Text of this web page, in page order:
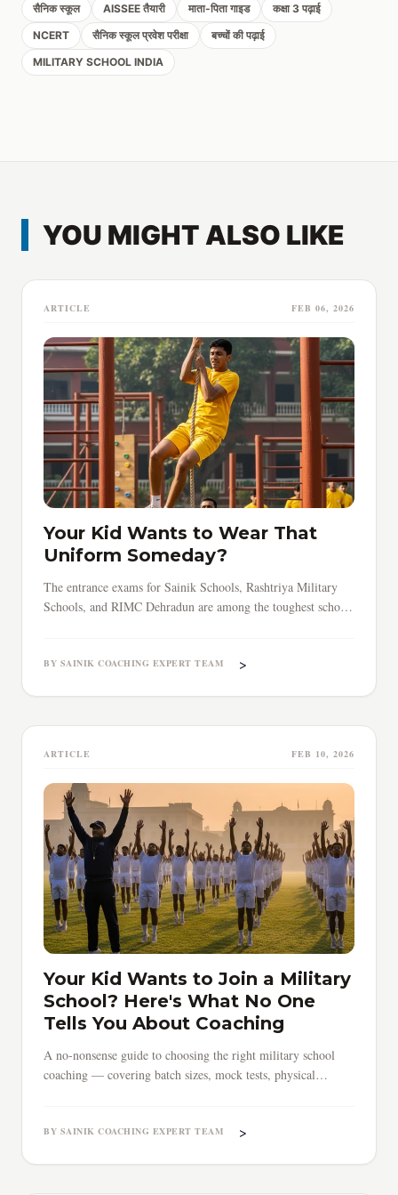
सैनिक स्कूल AISSEE तैयारी माता-पिता गाइड
कक्षा 3 पढ़ाई
NCERT
सैनिक स्कूल प्रवेश परीक्षा
बच्चों की पढ़ाई
MILITARY SCHOOL INDIA
YOU MIGHT ALSO LIKE
ARTICLE FEB 06, 2026
Your Kid Wants to Wear That
Uniform Someday?
The entrance exams for Sainik Schools, Rashtriya Military
Schools, and RIMC Dehradun are among the toughest school-
BY SAINIK COACHING EXPERT TEAM >
ARTICLE FEB 10, 2026
Your Kid Wants to Join a Military
School? Here's What No One
Tells You About Coaching
A no-nonsense guide to choosing the right military school
coaching — covering batch sizes, mock tests, physical
BY SAINIK COACHING EXPERT TEAM >